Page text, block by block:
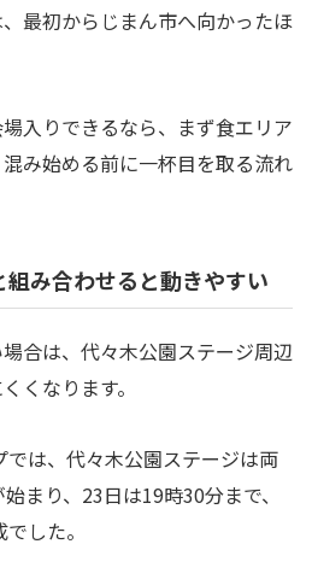
最初からじまん市へ向かったほ
入りできるなら、まず食エリア
み始める前に一杯目を取る流れ
み合わせると動きやすい
合は、代々木公園ステージ周辺
くなります。
は、代々木公園ステージは両
まり、23日は19時30分まで、
した。